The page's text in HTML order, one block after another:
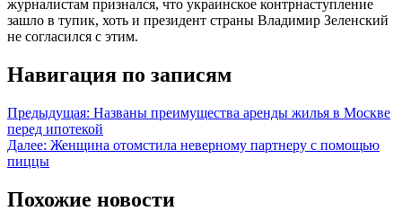
журналистам признался, что украинское контрнаступление
зашло в тупик, хоть и президент страны Владимир Зеленский
не согласился с этим.
Навигация по записям
Предыдущая: Названы преимущества аренды жилья в Москве
перед ипотекой
Далее: Женщина отомстила неверному партнеру с помощью
пиццы
Похожие новости